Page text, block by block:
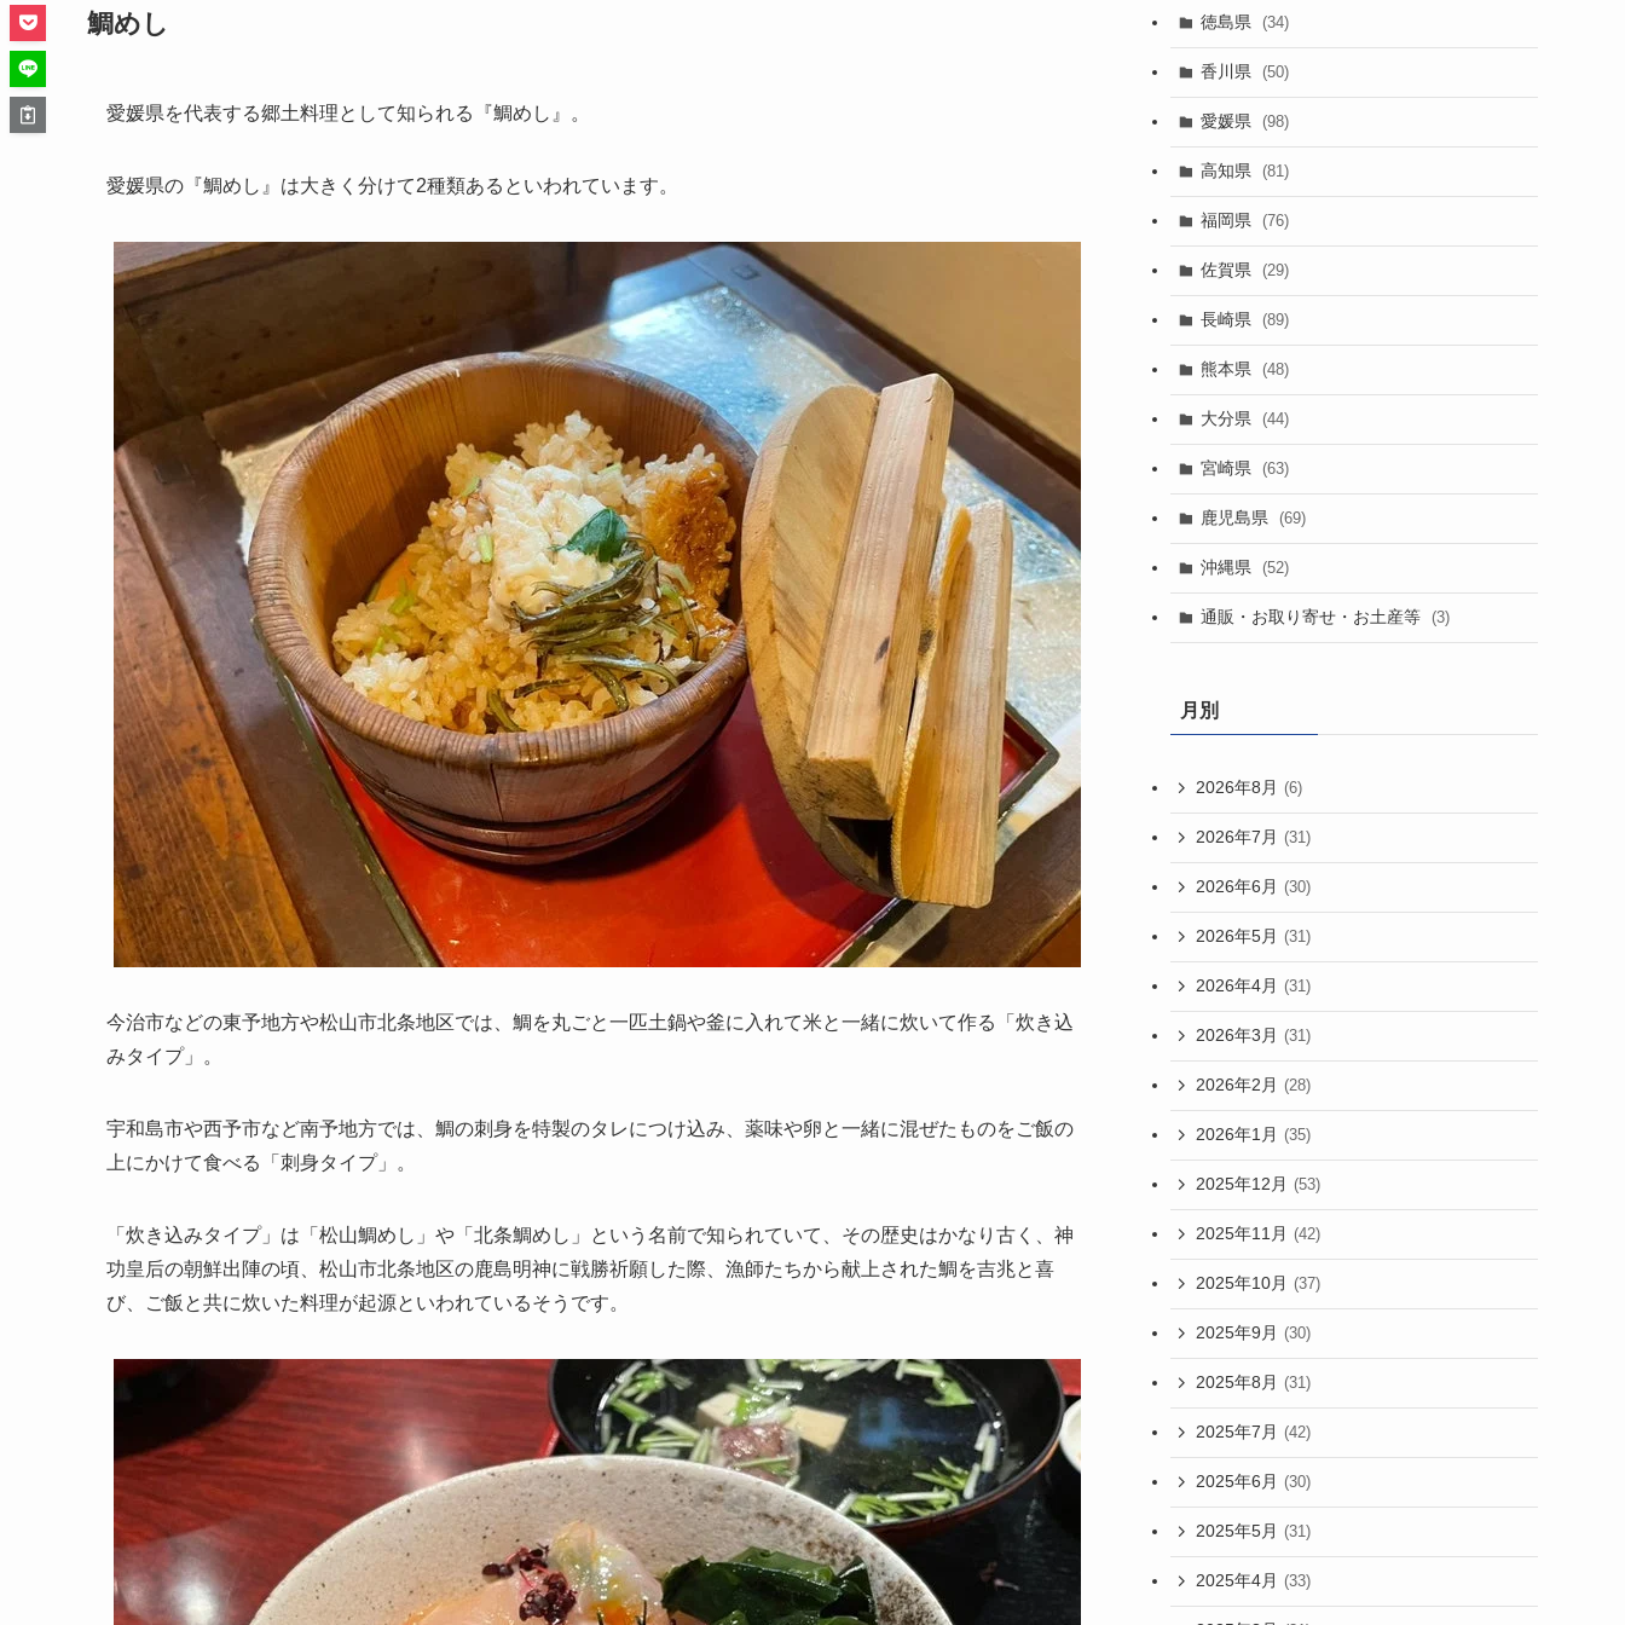
鯛めし
愛媛県を代表する郷土料理として知られる『鯛めし』。
愛媛県の『鯛めし』は大きく分けて2種類あるといわれています。
今治市などの東予地方や松山市北条地区では、鯛を丸ごと一匹土鍋や釜に入れて米と一緒に炊いて作る「炊き込
みタイプ」。
宇和島市や西予市など南予地方では、鯛の刺身を特製のタレにつけ込み、薬味や卵と一緒に混ぜたものをご飯の
上にかけて食べる「刺身タイプ」。
「炊き込みタイプ」は「松山鯛めし」や「北条鯛めし」という名前で知られていて、その歴史はかなり古く、神
功皇后の朝鮮出陣の頃、松山市北条地区の鹿島明神に戦勝祈願した際、漁師たちから献上された鯛を吉兆と喜
び、ご飯と共に炊いた料理が起源といわれているそうです。
徳島県 (34)
香川県 (50)
愛媛県 (98)
高知県 (81)
福岡県 (76)
佐賀県 (29)
長崎県 (89)
熊本県 (48)
大分県 (44)
宮崎県 (63)
鹿児島県 (69)
沖縄県 (52)
通販・お取り寄せ・お土産等 (3)
月別
2026年8月 (6)
2026年7月 (31)
2026年6月 (30)
2026年5月 (31)
2026年4月 (31)
2026年3月 (31)
2026年2月 (28)
2026年1月 (35)
2025年12月 (53)
2025年11月 (42)
2025年10月 (37)
2025年9月 (30)
2025年8月 (31)
2025年7月 (42)
2025年6月 (30)
2025年5月 (31)
2025年4月 (33)